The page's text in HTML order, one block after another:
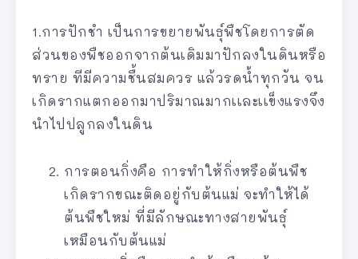
1.การปักชำ เป็นการขยายพันธุ์พืชโดยการตัด
ส่วนของพืชออกจากต้นเดิมมาปักลงในดินหรือ
ทราย ทีมีความชื้นสมควร แล้วรดน้ำทุกวัน จน
เกิดรากแตกออกมาปริมาณมากเเละเเข็งแรงจึง
นำไปปลูกลงในดิน
การตอนกิ่งคือ การทำให้กิ่งหรือต้นพืช
เกิดรากขณะติดอยู่กับต้นแม่ จะทำให้ได้
ต้นพืชใหม่ ที่มีลักษณะทางสายพันธุ์
เหมือนกับต้นแม่